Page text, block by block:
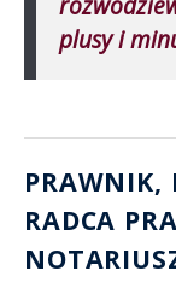
plusy i
PRAWNIK,
RADCA